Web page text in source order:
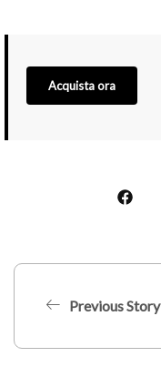
Acquista ora
Previous Story